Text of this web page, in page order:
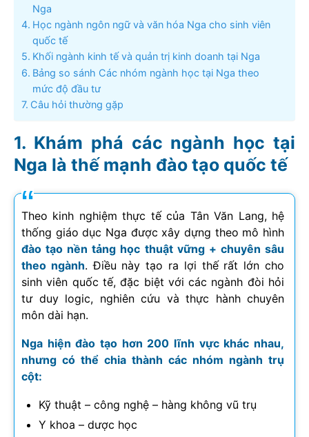
Nga
Học ngành ngôn ngữ và văn hóa Nga cho sinh viên
quốc tế
Khối ngành kinh tế và quản trị kinh doanh tại Nga
Bảng so sánh Các nhóm ngành học tại Nga theo
mức độ đầu tư
Câu hỏi thường gặp
Khám phá các ngành học tại
Nga là thế mạnh đào tạo quốc tế
Theo kinh nghiệm thực tế của Tân Văn Lang, hệ
thống giáo dục Nga được xây dựng theo mô hình
đào tạo nền tảng học thuật vững + chuyên sâu
theo ngành. Điều này tạo ra lợi thế rất lớn cho
sinh viên quốc tế, đặc biệt với các ngành đòi hỏi
tư duy logic, nghiên cứu và thực hành chuyên
môn dài hạn.
Nga hiện đào tạo hơn 200 lĩnh vực khác nhau,
nhưng có thể chia thành các nhóm ngành trụ
cột:
Kỹ thuật – công nghệ – hàng không vũ trụ
Y khoa – dược học